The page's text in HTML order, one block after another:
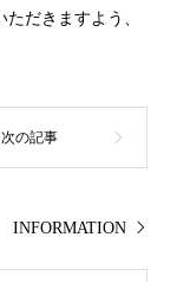
だきますよう、
INFORMATION